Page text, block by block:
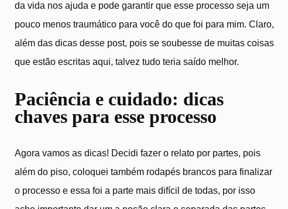
da vida nos ajuda e pode garantir que esse processo seja um
pouco menos traumático para você do que foi para mim. Claro,
além das dicas desse post, pois se soubesse de muitas coisas
que estão escritas aqui, talvez tudo teria saído melhor.
Paciência e cuidado: dicas
chaves para esse processo
Agora vamos as dicas! Decidi fazer o relato por partes, pois
além do piso, coloquei também rodapés brancos para finalizar
o processo e essa foi a parte mais difícil de todas, por isso